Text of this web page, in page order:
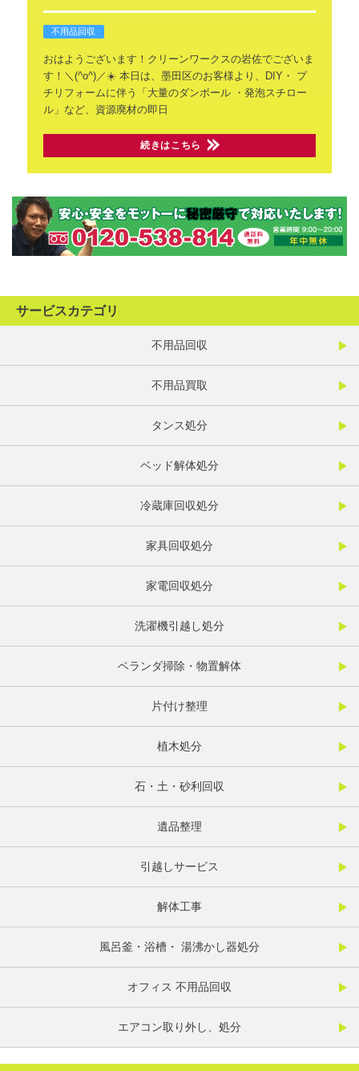
不用品回収
おはようございます！クリーンワークスの​岩佐でございま
す！＼(^o^)／☀️ 本日は、墨田区のお客様より、DIY・
プ
チリフォームに伴う「大量のダンボール・発泡スチロー
ル」など、資源廃材の即日
続きはこちら
サービスカテゴリ
不用品回収
不用品買取
タンス処分
ベッド解体処分
冷蔵庫回収処分
家具回収処分
家電回収処分
洗濯機引越し処分
ベランダ掃除・物置解体
片付け整理
植木処分
石・土・砂利回収
遺品整理
引越しサービス
解体工事
風呂釜・浴槽・ 湯沸かし器処分
オフィス 不用品回収
エアコン取り外し、処分